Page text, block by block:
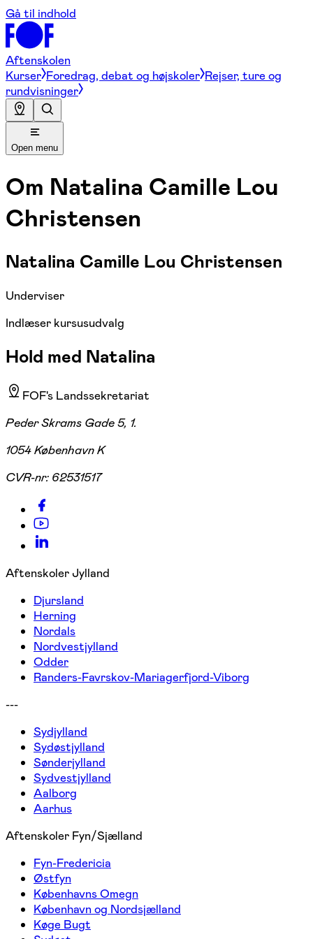
Gå til indhold
Aftenskolen
Kurser Foredrag, debat og højskoler Rejser, ture og
rundvisninger
Open menu
Om Natalina Camille Lou
Christensen
Natalina Camille Lou Christensen
Underviser
Indlæser kursusudvalg
Hold med Natalina
FOF's Landssekretariat
Peder Skrams Gade 5, 1.
1054 København K
CVR-nr: 62531517
Aftenskoler Jylland
Djursland
Herning
Nordals
Nordvestjylland
Odder
Randers-Favrskov-Mariagerfjord-Viborg
---
Sydjylland
Sydøstjylland
Sønderjylland
Sydvestjylland
Aalborg
Aarhus
Aftenskoler Fyn/Sjælland
Fyn-Fredericia
Østfyn
Københavns Omegn
København og Nordsjælland
Køge Bugt